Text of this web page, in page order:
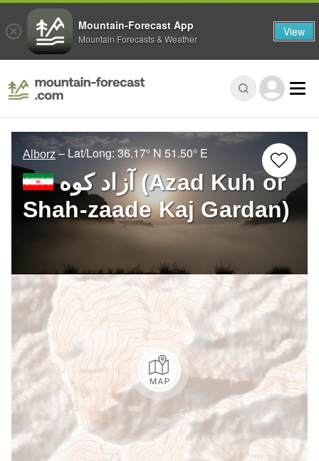
Alborz – Lat/Long:36.17° N51.50° E
آزاد کوه‎‎ (Azad Kuh or
Shah-zaade Kaj Gardan)
Mountain-Forecast App
Mountain Forecasts & Weather View